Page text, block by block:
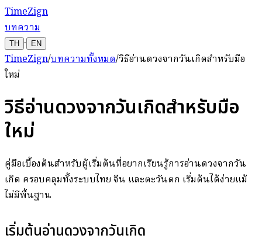
TimeZign
บทความ
TH · EN
TimeZign/บทความทั้งหมด/วิธีอ่านดวงจากวันเกิดสำหรับมือ
ใหม่
วิธีอ่านดวงจากวันเกิดสำหรับมือ
ใหม่
คู่มือเบื้องต้นสำหรับผู้เริ่มต้นที่อยากเรียนรู้การอ่านดวงจากวัน
เกิด ครอบคลุมทั้งระบบไทย จีน และตะวันตก เริ่มต้นได้ง่ายแม้
ไม่มีพื้นฐาน
เริ่มต้นอ่านดวงจากวันเกิด